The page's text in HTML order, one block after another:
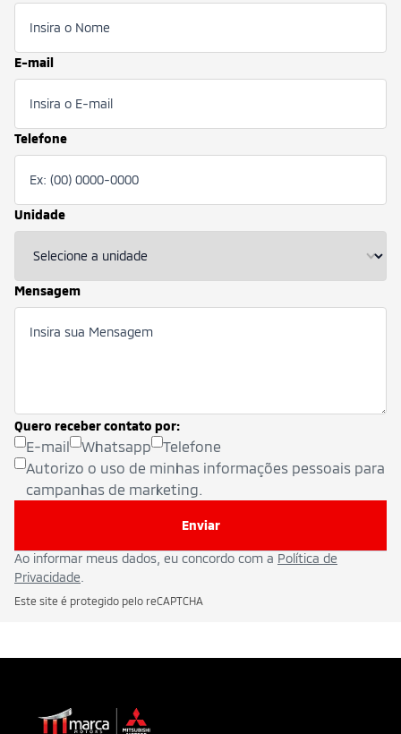
E-mail
Telefone
Unidade
Mensagem
Quero receber contato por:
E-mail Whatsapp
Telefone
Autorizo o uso de minhas informações pessoais para
campanhas de marketing.
Enviar
Ao informar meus dados, eu concordo com a Política de
Privacidade
Este site é protegido pelo reCAPTCHA